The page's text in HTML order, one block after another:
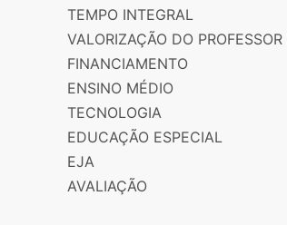
TEMPO INTEGRAL
VALORIZAÇÃO DO PROFESSOR
FINANCIAMENTO
ENSINO MÉDIO
TECNOLOGIA
EDUCAÇÃO ESPECIAL
EJA
AVALIAÇÃO